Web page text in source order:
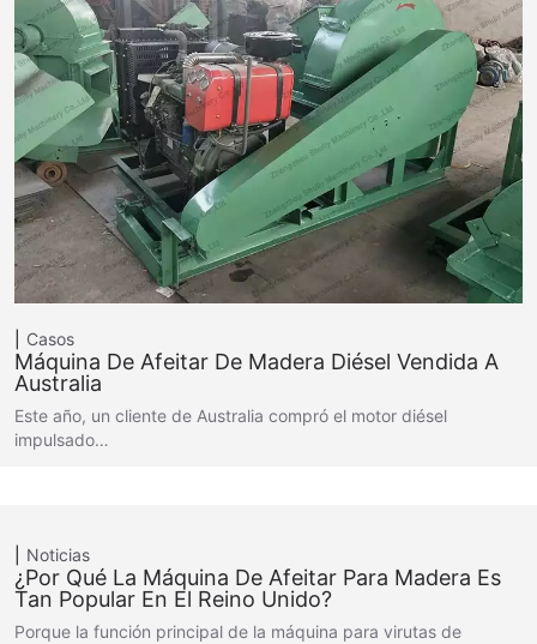
Casos
Máquina De Afeitar De Madera Diésel Vendida A
Australia
Este año, un cliente de Australia compró el motor diésel
impulsado…
Noticias
¿Por Qué La Máquina De Afeitar Para Madera Es
Tan Popular En El Reino Unido?
Porque la función principal de la máquina para virutas de